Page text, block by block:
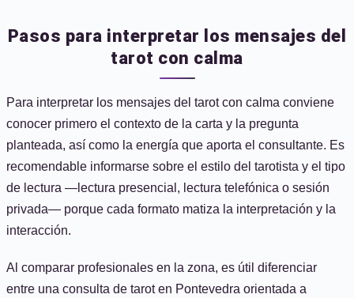
Pasos para interpretar los mensajes del
tarot con calma
Para interpretar los mensajes del tarot con calma conviene
conocer primero el contexto de la carta y la pregunta
planteada, así como la energía que aporta el consultante. Es
recomendable informarse sobre el estilo del tarotista y el tipo
de lectura —lectura presencial, lectura telefónica o sesión
privada— porque cada formato matiza la interpretación y la
interacción.
Al comparar profesionales en la zona, es útil diferenciar
entre una consulta de tarot en Pontevedra orientada a